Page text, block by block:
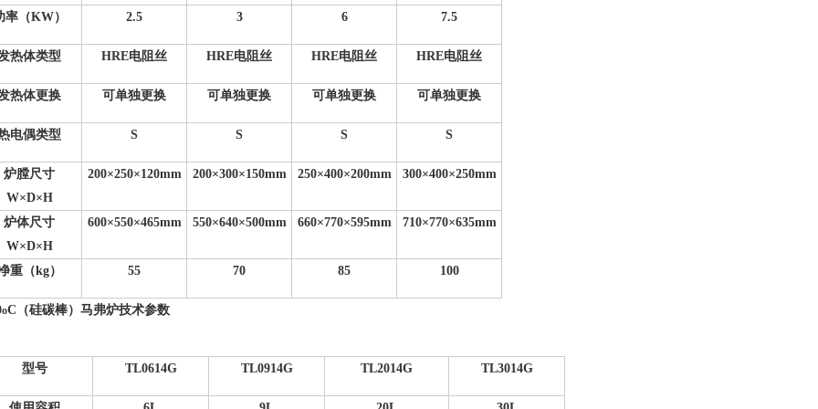
率（KW） 2.5 3 6 7.5
热体类型 HRE电阻丝 HRE电阻丝 HRE电阻丝 HRE电阻丝
热体更换 可单独更换 可单独更换 可单独更换 可单独更换
电偶类型 S S S S
炉膛尺寸
W×D×H
200×250×120mm 200×300×150mm 250×400×200mm 300×400×250mm
炉体尺寸
W×D×H
600×550×465mm 550×640×500mm 660×770×595mm 710×770×635mm
重（kg） 55 70 85 100
oC （硅碳棒）马弗炉技术参数
型号 TL0614G TL0914G TL2014G TL3014G